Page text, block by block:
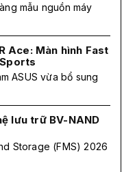
mẫu nguồn máy
Ace: Màn hình Fast
ASUS vừa bổ sung
lưu trữ BV-NAND
Storage (FMS) 2026